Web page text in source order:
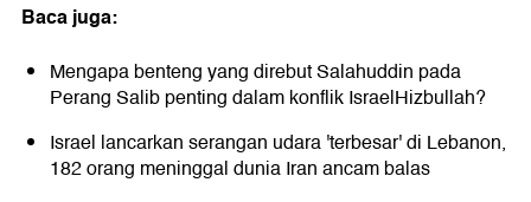
Baca juga:
Mengapa benteng yang direbut Salahuddin pada
Perang Salib penting dalam konflik IsraelHizbullah?
Israel lancarkan serangan udara 'terbesar' di Lebanon,
182 orang meninggal dunia Iran ancam balas